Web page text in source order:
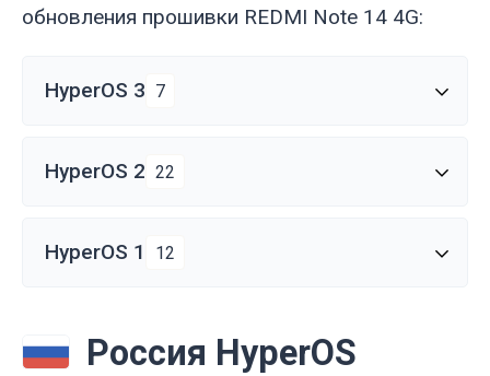
обновления прошивки REDMI Note 14 4G:
HyperOS 3 7
HyperOS 2 22
HyperOS 1 12
Россия HyperOS